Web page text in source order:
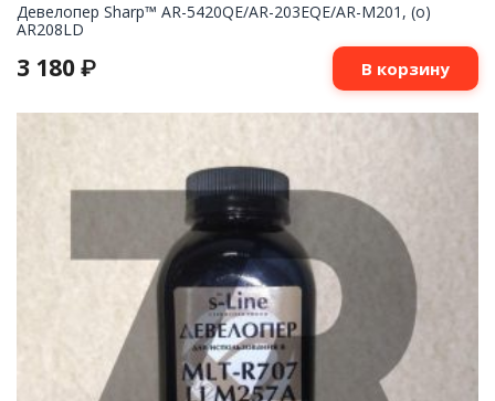
Девелопер Sharp™ AR-5420QE/AR-203EQE/AR-M201, (o)
AR208LD
3 180 ₽ В корзину